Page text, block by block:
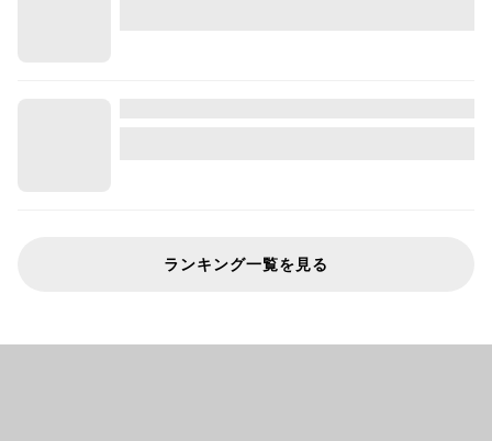
ランキング一覧を見る